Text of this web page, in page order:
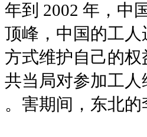
2001 年到 2002 年
顶峰，中国的工
方式维护自己的
共当局对参加工
害期间，东北的